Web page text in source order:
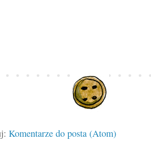
Komentarze do posta (Atom)